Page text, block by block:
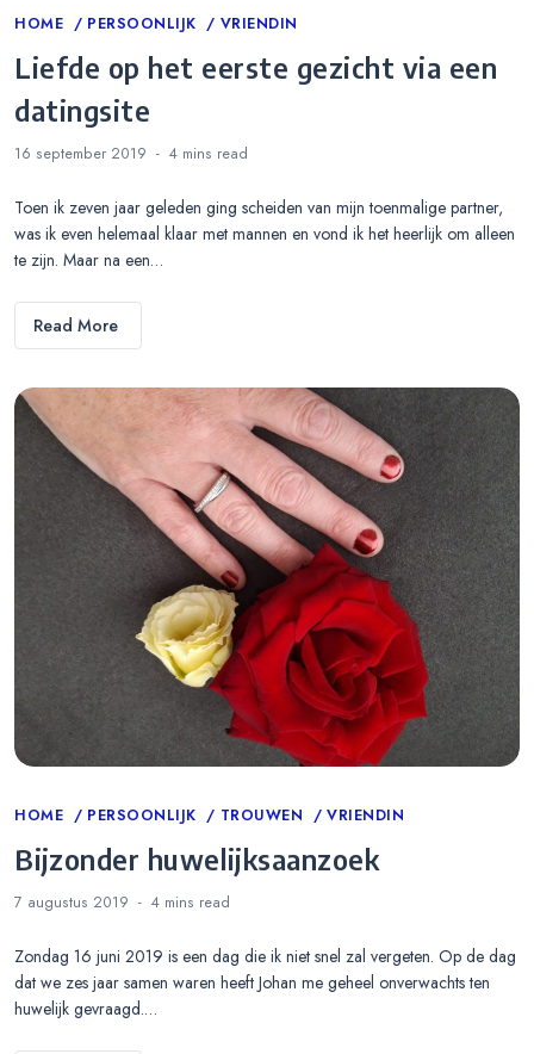
Categories
HOME PERSOONLIJK VRIENDIN
Liefde op het eerste gezicht via een
datingsite
16 september 2019 4 mins read
Toen ik zeven jaar geleden ging scheiden van mijn toenmalige partner,
was ik even helemaal klaar met mannen en vond ik het heerlijk om alleen
te zijn. Maar na een…
Read More
Categories
HOME PERSOONLIJK TROUWEN VRIENDIN
Bijzonder huwelijksaanzoek
7 augustus 2019 4 mins read
Zondag 16 juni 2019 is een dag die ik niet snel zal vergeten. Op de dag
dat we zes jaar samen waren heeft Johan me geheel onverwachts ten
huwelijk gevraagd.…